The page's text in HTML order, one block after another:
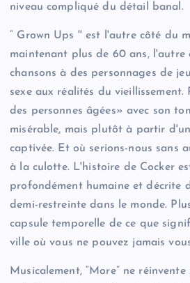
niveau compliqué du détail banal.
“ Grown Ups '' est l'autre côté du
maintenant plus de 60 ans, l'autre
chansons à des personnages de
sexe aux réalités du vieillissement.
des personnes âgées» avec son
misérable, mais plutôt à partir
captivée. Et où serions-nous sans
à la culotte. L'histoire de Cocker
profondément humaine et décrite
demi-restreinte dans le monde.
capsule temporelle de ce que
ville où vous ne pouvez jamais
Musicalement, “More” ne